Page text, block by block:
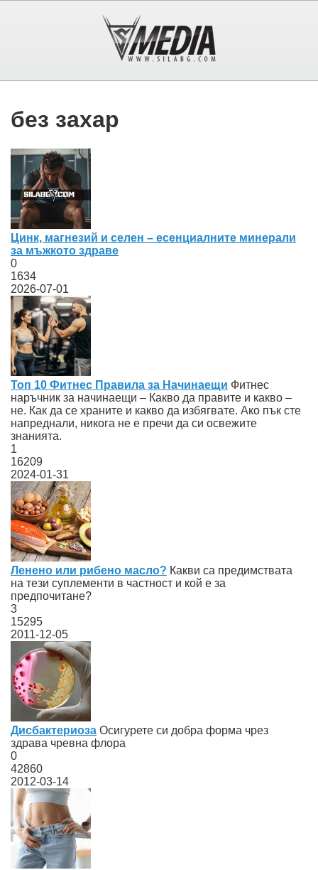
без захар
Цинк, магнезий и селен – есенциалните минерали
за мъжкото здраве
0
1634
2026-07-01
Топ 10 Фитнес Правила за Начинаещи Фитнес
наръчник за начинаещи – Какво да правите и какво –
не. Как да се храните и какво да избягвате. Ако пък сте
напреднали, никога не е пречи да си освежите
знанията.
1
16209
2024-01-31
Ленено или рибено масло? Какви са предимствата
на тези суплементи в частност и кой е за
предпочитане?
3
15295
2011-12-05
Дисбактериоза Осигурете си добра форма чрез
здрава чревна флора
0
42860
2012-03-14